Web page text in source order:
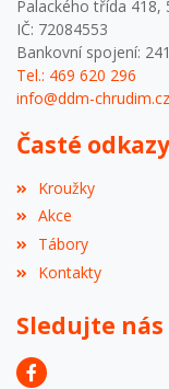
Palackého třída 418,
IČ: 72084553
Bankovní spojení:
Tel.: 469 620 296
info@ddm-chrudim.cz
Časté odkazy
Kroužky
Akce
Tábory
Kontakty
Sledujte nás